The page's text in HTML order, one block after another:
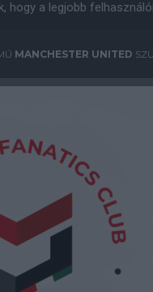
hogy a legjobb
MANCHESTER UNITED